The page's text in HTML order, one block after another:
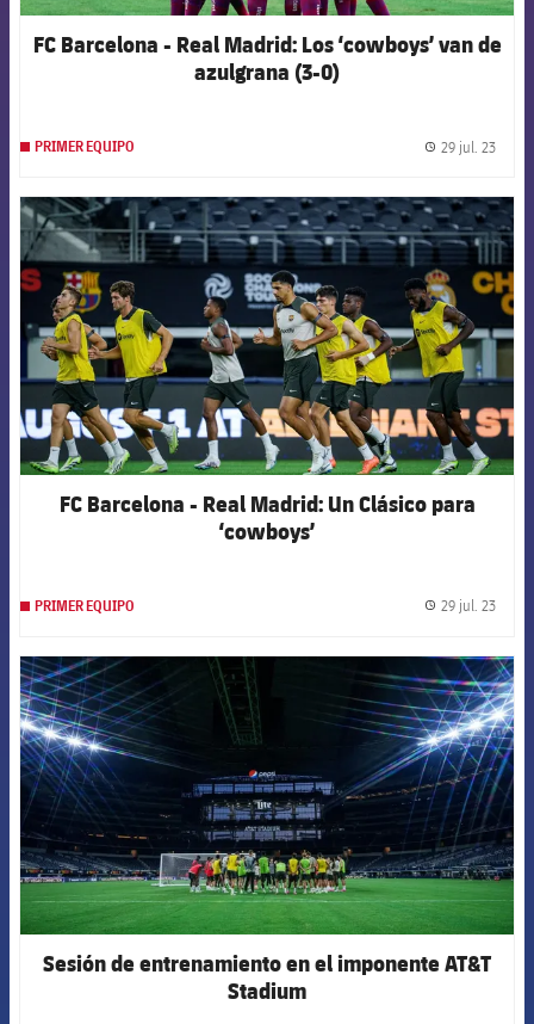
FC Barcelona - Real Madrid: Los ‘cowboys’ van de
azulgrana (3-0)
PRIMER EQUIPO 29 jul. 23
FCB Barcelona badge
FC Barcelona - Real Madrid: Un Clásico para
‘cowboys’
PRIMER EQUIPO 29 jul. 23
FCB Barcelona badge
Sesión de entrenamiento en el imponente AT&T
Stadium